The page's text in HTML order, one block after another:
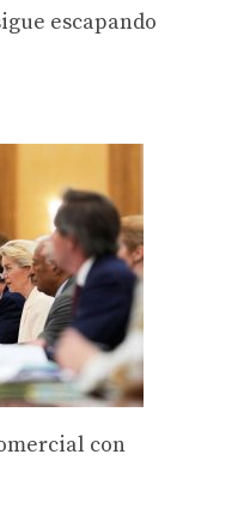
escapando
con